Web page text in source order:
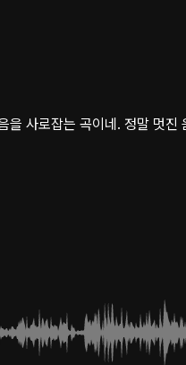
을 사로잡는 곡이네. 정말 멋진